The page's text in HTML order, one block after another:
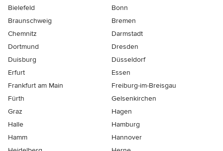
Bielefeld
Bonn
Braunschweig
Bremen
Chemnitz
Darmstadt
Dortmund
Dresden
Duisburg
Düsseldorf
Erfurt
Essen
Frankfurt am Main
Freiburg-im-Breisgau
Fürth
Gelsenkirchen
Graz
Hagen
Halle
Hamburg
Hamm
Hannover